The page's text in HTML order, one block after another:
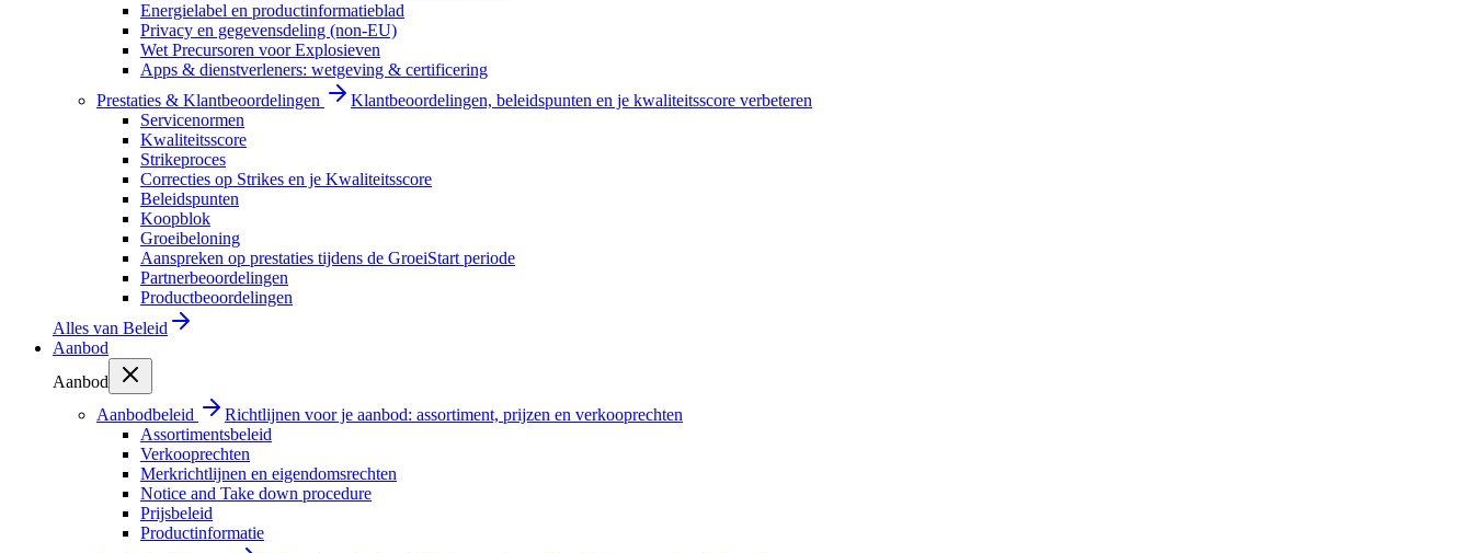
Energielabel en productinformatieblad
Privacy en gegevensdeling (non-EU)
Wet Precursoren voor Explosieven
Apps & dienstverleners: wetgeving & certificering
Prestaties & Klantbeoordelingen
Klantbeoordelingen, beleidspunten en je kwaliteitsscore verbeteren
Servicenormen
Kwaliteitsscore
Strikeproces
Correcties op Strikes en je Kwaliteitsscore
Beleidspunten
Koopblok
Groeibeloning
Aanspreken op prestaties tijdens de GroeiStart periode
Partnerbeoordelingen
Productbeoordelingen
Alles van Beleid
Aanbod
Aanbod
Aanbodbeleid
Richtlijnen voor je aanbod: assortiment, prijzen en verkooprechten
Assortimentsbeleid
Verkooprechten
Merkrichtlijnen en eigendomsrechten
Notice and Take down procedure
Prijsbeleid
Productinformatie